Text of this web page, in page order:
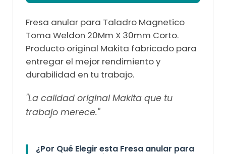
Fresa anular para Taladro Magnetico
Toma Weldon 20Mm X 30mm Corto.
Producto original Makita fabricado para
entregar el mejor rendimiento y
durabilidad en tu trabajo.
"La calidad original Makita que tu
trabajo merece."
¿Por Qué Elegir esta Fresa anular para